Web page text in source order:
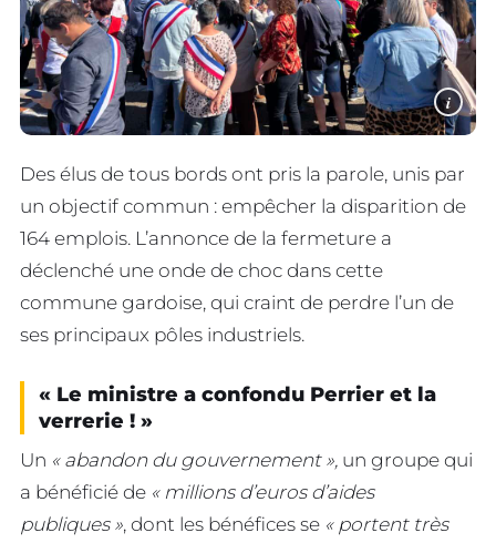
i
Des élus de tous bords ont pris la parole, unis par
un objectif commun : empêcher la disparition de
164 emplois. L’annonce de la fermeture a
déclenché une onde de choc dans cette
commune gardoise, qui craint de perdre l’un de
ses principaux pôles industriels.
« Le ministre a confondu Perrier et la
verrerie ! »
Un « abandon du gouvernement », un groupe qui
a bénéficié de « millions d’euros d’aides
publiques », dont les bénéfices se « portent très